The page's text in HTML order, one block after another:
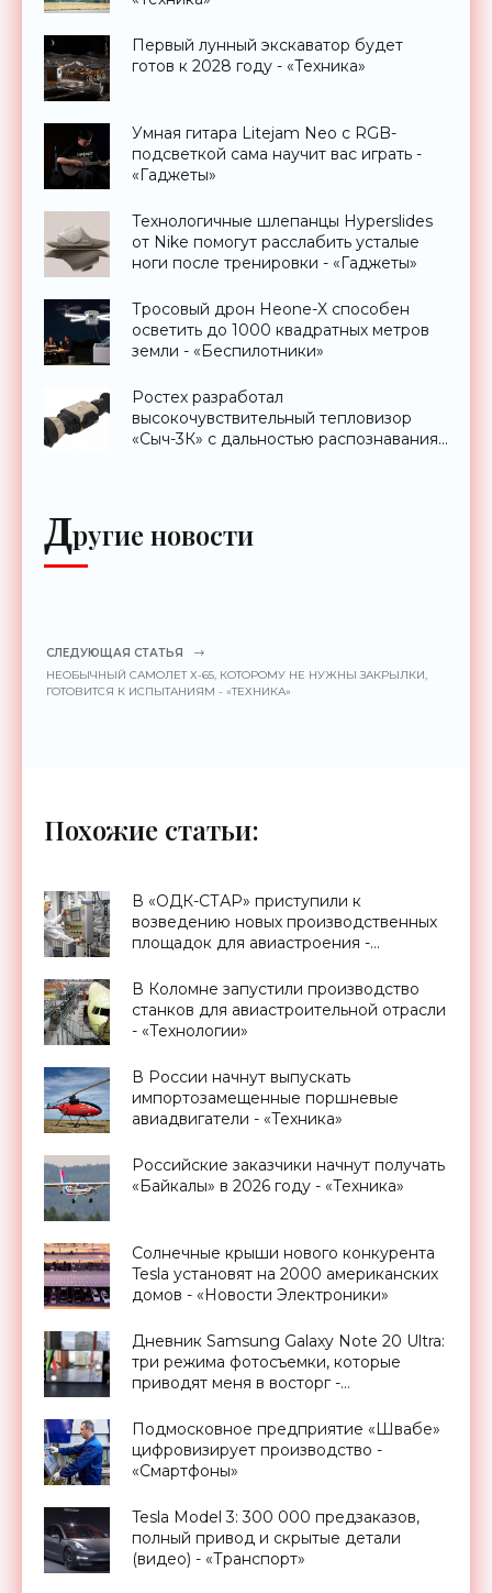
Первый лунный экскаватор будет
готов к 2028 году - «Техника»
Умная гитара Litejam Neo с RGB-
подсветкой сама научит вас играть -
«Гаджеты»
Технологичные шлепанцы Hyperslides
от Nike помогут расслабить усталые
ноги после тренировки - «Гаджеты»
Тросовый дрон Heone-X способен
осветить до 1000 квадратных метров
земли - «Беспилотники»
Ростех разработал
высокочувствительный тепловизор
«Сыч-3К» с дальностью распознавания
Другие новости
СЛЕДУЮЩАЯ СТАТЬЯ
НЕОБЫЧНЫЙ САМОЛЕТ Х-65, КОТОРОМУ НЕ НУЖНЫ ЗАКРЫЛКИ,
ГОТОВИТСЯ К ИСПЫТАНИЯМ - «ТЕХНИКА»
Похожие статьи:
В «ОДК-СТАР» приступили к
возведению новых производственных
площадок для авиастроения -
В Коломне запустили производство
станков для авиастроительной отрасли
- «Технологии»
В России начнут выпускать
импортозамещенные поршневые
авиадвигатели - «Техника»
Российские заказчики начнут получать
«Байкалы» в 2026 году - «Техника»
Солнечные крыши нового конкурента
Tesla установят на 2000 американских
домов - «Новости Электроники»
Дневник Samsung Galaxy Note 20 Ultra:
три режима фотосъемки, которые
приводят меня в восторг -
Подмосковное предприятие «Швабе»
цифровизирует производство -
«Смартфоны»
Tesla Model 3: 300 000 предзаказов,
полный привод и скрытые детали
(видео) - «Транспорт»